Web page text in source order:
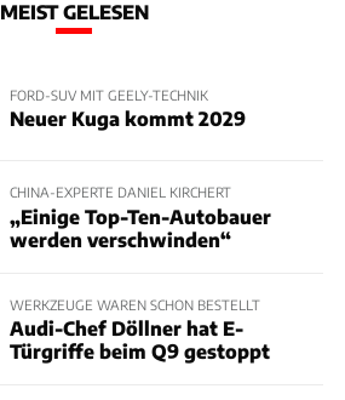
MEIST GELESEN
FORD-SUV MIT GEELY-TECHNIK
Neuer Kuga kommt 2029
CHINA-EXPERTE DANIEL KIRCHERT
„Einige Top-Ten-Autobauer
werden verschwinden“
WERKZEUGE WAREN SCHON BESTELLT
Audi-Chef Döllner hat E-
Türgriffe beim Q9 gestoppt